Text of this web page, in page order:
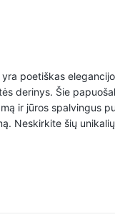
poetiškas
derinys. Šie
ir jūros spalvingus
Neskirkite šių